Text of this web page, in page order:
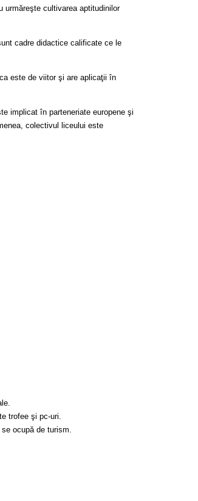
urmăreşte cultivarea aptitudinilor
cadre didactice calificate ce le
este de viitor şi are aplicaţii în
implicat în parteneriate europene şi
colectivul liceului este
trofee şi pc-uri.
se ocupă de turism.